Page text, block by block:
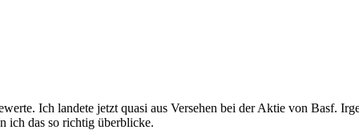
Ich landete jetzt quasi aus Versehen bei der Aktie von Basf.
ich das so richtig überblicke.